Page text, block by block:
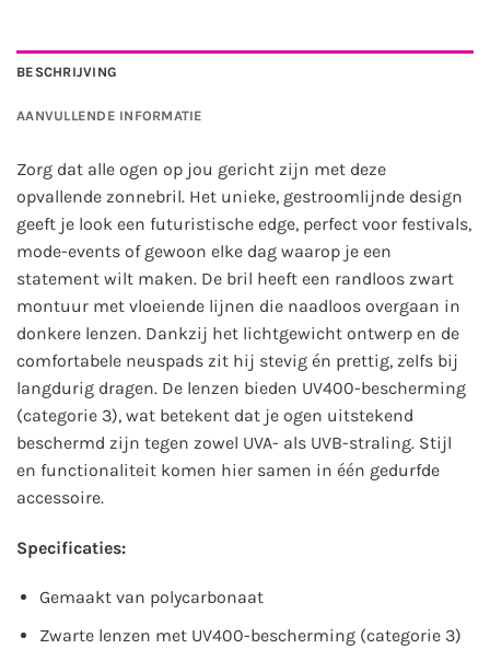
BESCHRIJVING
AANVULLENDE INFORMATIE
Zorg dat alle ogen op jou gericht zijn met deze
opvallende zonnebril. Het unieke, gestroomlijnde design
geeft je look een futuristische edge, perfect voor festivals,
mode-events of gewoon elke dag waarop je een
statement wilt maken. De bril heeft een randloos zwart
montuur met vloeiende lijnen die naadloos overgaan in
donkere lenzen. Dankzij het lichtgewicht ontwerp en de
comfortabele neuspads zit hij stevig én prettig, zelfs bij
langdurig dragen. De lenzen bieden UV400-bescherming
(categorie 3), wat betekent dat je ogen uitstekend
beschermd zijn tegen zowel UVA- als UVB-straling. Stijl
en functionaliteit komen hier samen in één gedurfde
accessoire.
Specificaties:
Gemaakt van polycarbonaat
Zwarte lenzen met UV400-bescherming (categorie 3)